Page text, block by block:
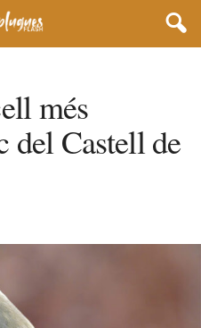
més
del Castell de